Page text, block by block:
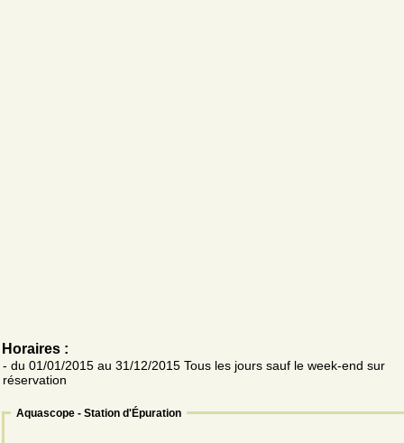
Horaires :
- du 01/01/2015 au 31/12/2015 Tous les jours sauf le week-end sur
réservation
Aquascope - Station d'Épuration